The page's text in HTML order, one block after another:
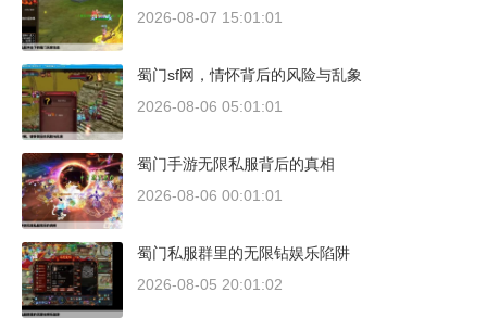
2026-08-07 15:01:01
蜀门sf网，情怀背后的风险与乱象
2026-08-06 05:01:01
蜀门手游无限私服背后的真相
2026-08-06 00:01:01
蜀门私服群里的无限钻娱乐陷阱
2026-08-05 20:01:02